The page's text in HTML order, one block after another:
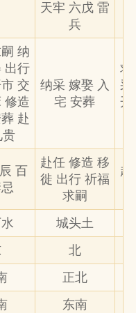
天牢 六戊 雷
兵
纳
出行
交
修造
赴
贵
纳采 嫁娶 入
宅 安葬
求
采
开
百
赴任 修造 移
徙 出行 祈福
求嗣
赴
城头土
北
正北
东南